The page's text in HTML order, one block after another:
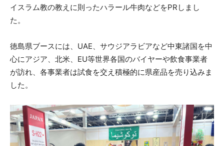
イスラム教の教えに則ったハラール牛肉などをPRしまし
た。
徳島県ブースには、UAE、サウジアラビアなど中東諸国を中
心にアジア、北米、EU等世界各国のバイヤーや飲食事業者
が訪れ、各事業者は試食を交え積極的に県産品を売り込みま
した。